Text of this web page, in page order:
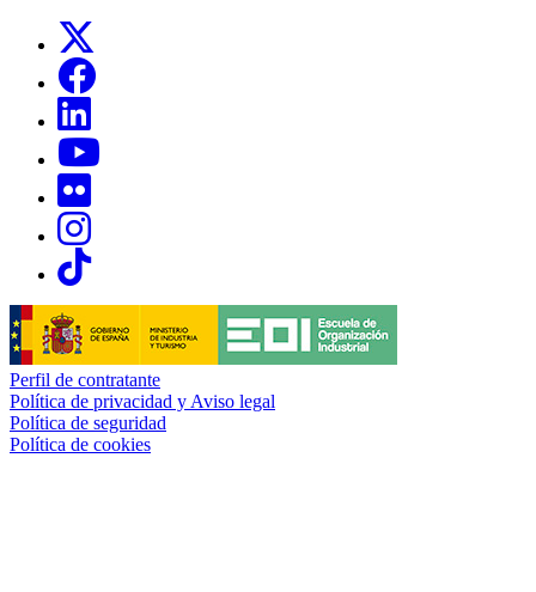
Links, Opens in this window
Links, Opens in this window
Links, Opens in this window
Links, Opens in this window
Links, Opens in this window
Perfil de contratante
Política de privacidad y Aviso legal
Política de seguridad
Política de cookies